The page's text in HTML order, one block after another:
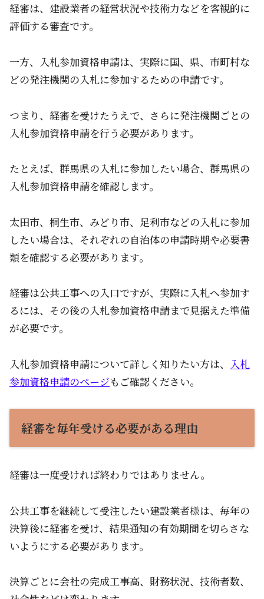
経審は、建設業者の経営状況や技術力などを客観的に
評価する審査です。
一方、入札参加資格申請は、実際に国、県、市町村な
どの発注機関の入札に参加するための申請です。
つまり、経審を受けたうえで、さらに発注機関ごとの
入札参加資格申請を行う必要があります。
たとえば、群馬県の入札に参加したい場合、群馬県の
入札参加資格申請を確認します。
太田市、桐生市、みどり市、足利市などの入札に参加
したい場合は、それぞれの自治体の申請時期や必要書
類を確認する必要があります。
経審は公共工事への入口ですが、実際に入札へ参加す
るには、その後の入札参加資格申請まで見据えた準備
が必要です。
入札参加資格申請について詳しく知りたい方は、 入札
参加資格申請のページもご確認ください。
経審を毎年受ける必要がある理由
経審は一度受ければ終わりではありません。
公共工事を継続して受注したい建設業者様は、毎年の
決算後に経審を受け、結果通知の有効期間を切らさな
いようにする必要があります。
決算ごとに会社の完成工事高、財務状況、技術者数、